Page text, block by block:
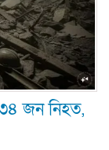
৩৪ জন নিহত,